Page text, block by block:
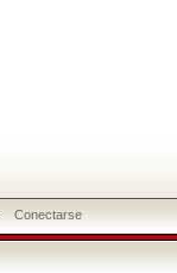
Conectarse